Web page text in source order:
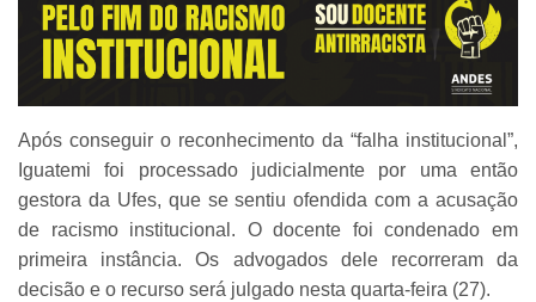
Após conseguir o reconhecimento da “falha institucional”,
Iguatemi foi processado judicialmente por uma então
gestora da Ufes, que se sentiu ofendida com a acusação
de racismo institucional. O docente foi condenado em
primeira instância. Os advogados dele recorreram da
decisão e o recurso será julgado nesta quarta-feira (27).